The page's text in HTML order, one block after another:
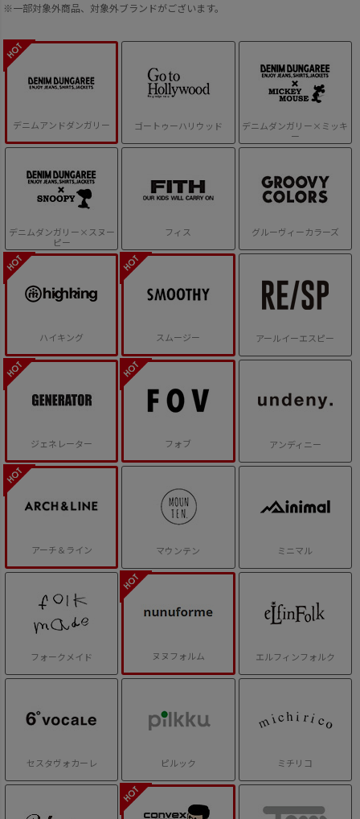
※一部対象外商品、対象外ブランドがございます。
デニムアンドダンガリー ゴートゥーハリウッド
デニムダンガリー×ミッキ
ー
デニムダンガリー×スヌー
ピー
フィス グルーヴィーカラーズ
ハイキング スムージー アールイーエスピー
ジェネレーター フォブ アンディニー
アーチ＆ライン マウンテン ミニマル
フォークメイド ヌヌフォルム エルフィンフォルク
セスタヴォカーレ ピルック ミチリコ